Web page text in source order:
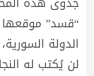
“قسد” موقعها
الدولة
لن يُكتب له